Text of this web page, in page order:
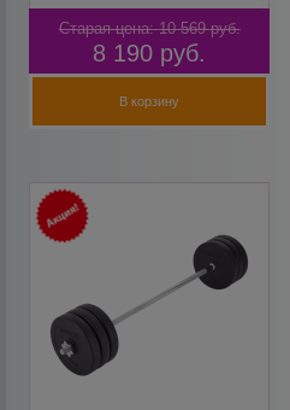
Старая цена: 10 569 руб.
8 190 руб.
В корзину